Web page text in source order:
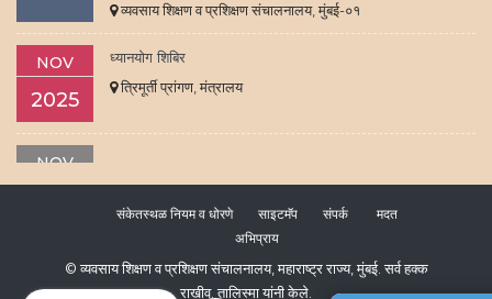
व्यवसाय शिक्षण व प्रशिक्षण संचालनालय, मुंबई-०१
NOV
2025
ध्यानयोग शिबिर
त्रिमूर्ती प्रांगण, मंत्रालय
NOV
त्रिमूर्ती प्रांगण, मंत्रालय
OCT
माननीय प्रधान मंत्री द्वारा नवी मुंबई मधून अल्पमुदतीतेचे रोजगारक्षम
कार्यक्रम (STEP) चा शुभारंभ ०८ ऑक्टोबर २०२५
संकेतस्थळ नियम व धोरणे साइटमॅप संपर्क
मदत
अभिप्राय
© व्यवसाय शिक्षण व प्रशिक्षण संचालनालय, महाराष्ट्र राज्य, मुंबई. सर्व हक्क
राखीव.तालिस्मा यांनी केले.